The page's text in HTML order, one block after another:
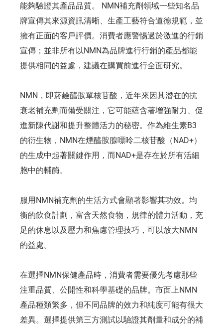
能夠驗證其產品品質。 NMN補充劑領域一些知名品
牌宣傳其來源資訊清晰、生產工藝符合道德規範，並
擁有正面的客戶評價。消費者應警惕過於激進的行銷
宣傳；並非所有以NMN為品牌進行行銷的產品都能
提供相同的益處，建議在購買前進行全面研究。
NMN，即菸鹼醯胺單核苷酸，近年來因其潛在的抗
衰老補充劑而備受關注，它可能蘊含著增強耐力、促
進新陳代謝和提升整體活力的秘密。作為維生素B3
的衍生物，NMN在煙醯胺腺嘌呤二核苷酸（NAD+）
的生成中起著關鍵作用，而NAD+是存在於所有活細
胞中的輔酶。
服用NMN補充劑的生活方式會顯著影響其功效。均
衡的飲食計劃，富含天然食物，規律的體力活動，充
足的休息以及壓力和焦慮管理技巧，可以放大NMN
的益處。
在選擇NMN保健產品時，消費者需要優先考慮那些
注重品質、公開性和科學基礎的品牌。市面上NMN
產品種類繁多，但不同品牌的效力和純度可能有很大
差異。選擇提供第三方測試以驗證其劑量和成分的補